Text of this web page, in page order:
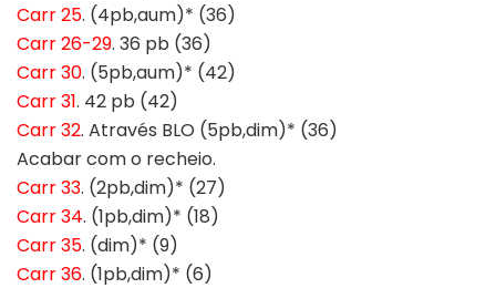
Carr 25. (4pb,aum)* (36)
Carr 26-29. 36 pb (36)
Carr 30. (5pb,aum)* (42)
Carr 31. 42 pb (42)
Carr 32. Através BLO (5pb,dim)* (36)
Acabar com o recheio.
Carr 33. (2pb,dim)* (27)
Carr 34. (1pb,dim)* (18)
Carr 35. (dim)* (9)
Carr 36. (1pb,dim)* (6)